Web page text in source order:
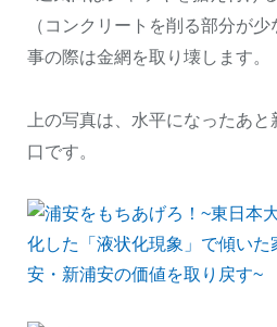
（コンクリートを削る部分が
事の際は金網を取り壊します。
上の写真は、水平になったあ
口です。